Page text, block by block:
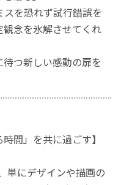
を恐れず試行錯誤を
念を氷解させてくれ
つ新しい感動の扉を
間」を共に過ごす】
単にデザインや描画の